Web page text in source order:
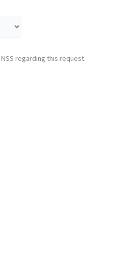
regarding this request.